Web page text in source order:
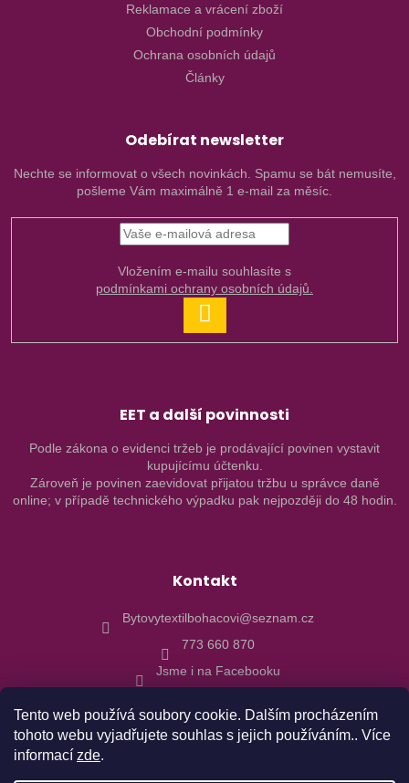
Tento web používá soubory cookie. Dalším procházením
tohoto webu vyjadřujete souhlas s jejich používáním.. Více
informací zde.
Reklamace a vrácení zboží
Obchodní podmínky
Ochrana osobních údajů
Články
Odebírat newsletter
Nechte se informovat o všech novinkách. Spamu se bát nemusíte,
pošleme Vám maximálně 1 e-mail za měsíc.
podmínkami ochrany osobních údajů.
SE
EET a další povinnosti
Podle zákona o evidenci tržeb je prodávající povinen vystavit
kupujícímu účtenku.
Zároveň je povinen zaevidovat přijatou tržbu u správce daně
online; v případě technického výpadku pak nejpozději do 48 hodin.
Kontakt
Bytovytextilbohacovi@seznam.cz
773 660 870
Jsme i na Facebooku